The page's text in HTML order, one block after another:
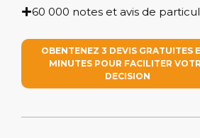
60 000 notes et avis de
OBENTENEZ 3 DEVIS GRATUITES
MINUTES POUR FACILITER
DECISION